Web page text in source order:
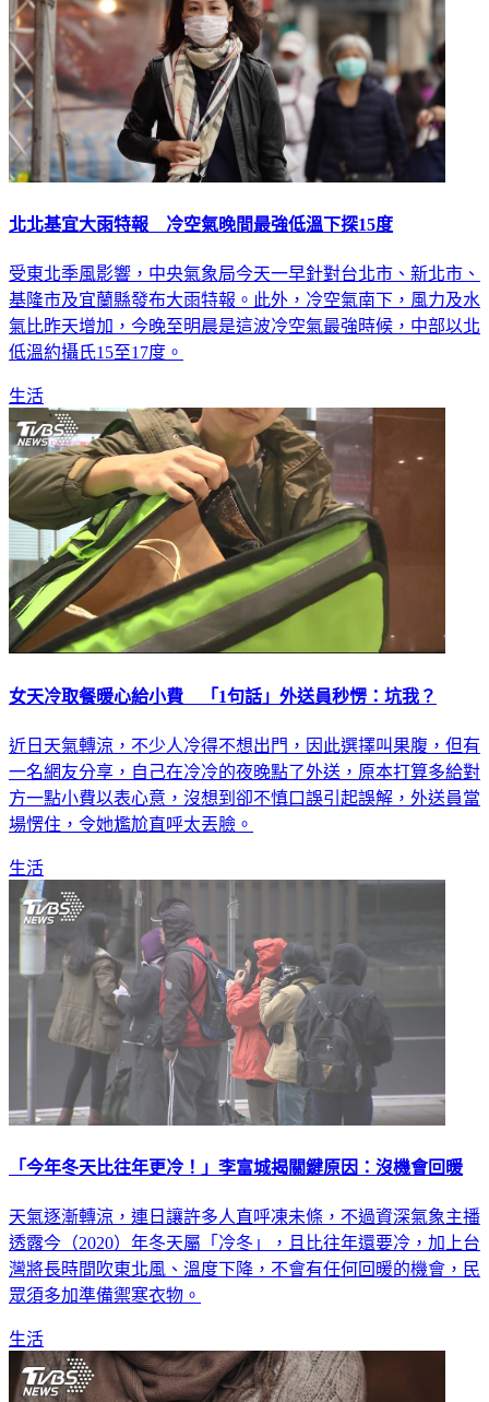
北北基宜大雨特報 冷空氣晚間最強低溫下探15度
受東北季風影響，中央氣象局今天一早針對台北市、新北市、
基隆市及宜蘭縣發布大雨特報。此外，冷空氣南下，風力及水
氣比昨天增加，今晚至明晨是這波冷空氣最強時候，中部以北
低溫約攝氏15至17度。
生活
女天冷取餐暖心給小費 「1句話」外送員秒愣：坑我？
近日天氣轉涼，不少人冷得不想出門，因此選擇叫果腹，但有
一名網友分享，自己在冷冷的夜晚點了外送，原本打算多給對
方一點小費以表心意，沒想到卻不慎口誤引起誤解，外送員當
場愣住，令她尷尬直呼太丟臉。
生活
「今年冬天比往年更冷！」李富城揭關鍵原因：沒機會回暖
天氣逐漸轉涼，連日讓許多人直呼凍未條，不過資深氣象主播
透露今（2020）年冬天屬「冷冬」，且比往年還要冷，加上台
灣將長時間吹東北風、溫度下降，不會有任何回暖的機會，民
眾須多加準備禦寒衣物。
生活